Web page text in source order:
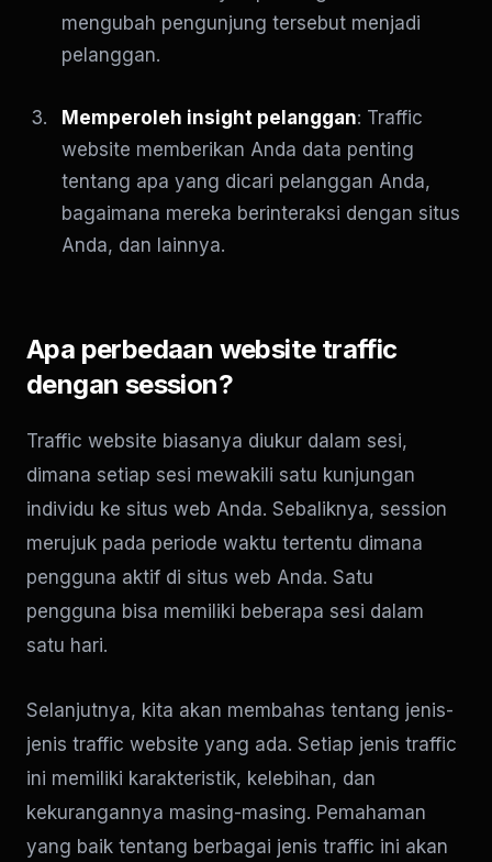
mengubah pengunjung tersebut menjadi
pelanggan.
Memperoleh insight pelanggan: Traffic
website memberikan Anda data penting
tentang apa yang dicari pelanggan Anda,
bagaimana mereka berinteraksi dengan situs
Anda, dan lainnya.
Apa perbedaan website traffic
dengan session?
Traffic website biasanya diukur dalam sesi,
dimana setiap sesi mewakili satu kunjungan
individu ke situs web Anda. Sebaliknya, session
merujuk pada periode waktu tertentu dimana
pengguna aktif di situs web Anda. Satu
pengguna bisa memiliki beberapa sesi dalam
satu hari.
Selanjutnya, kita akan membahas tentang jenis-
jenis traffic website yang ada. Setiap jenis traffic
ini memiliki karakteristik, kelebihan, dan
kekurangannya masing-masing. Pemahaman
yang baik tentang berbagai jenis traffic ini akan